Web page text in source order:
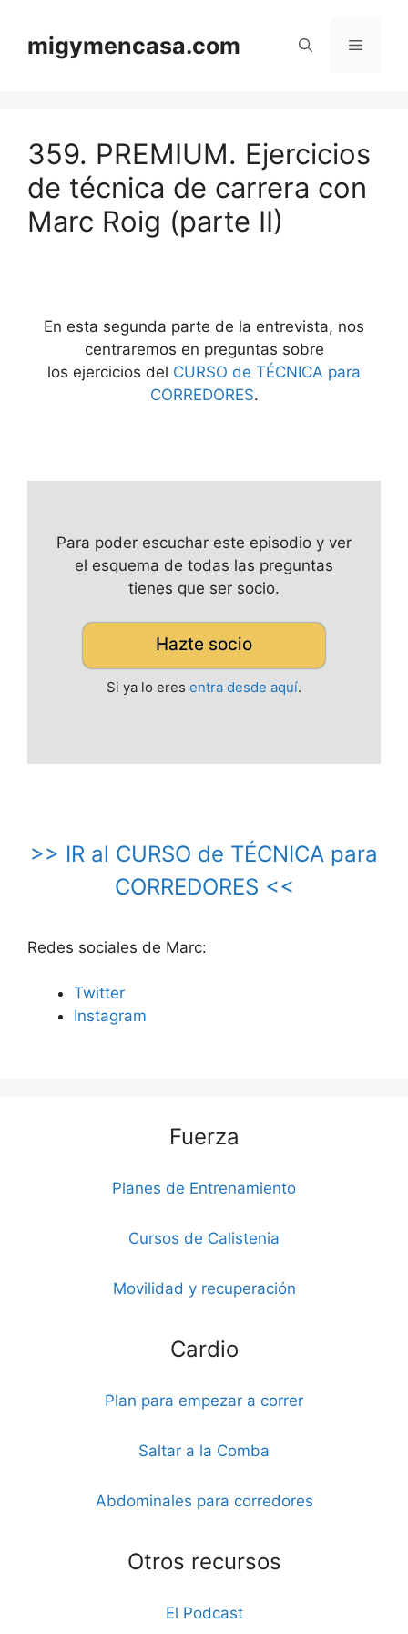
contenido
migymencasa.com Menú
359. PREMIUM. Ejercicios
de técnica de carrera con
Marc Roig (parte II)
En esta segunda parte de la entrevista, nos
centraremos en preguntas sobre
los ejercicios del CURSO de TÉCNICA para
CORREDORES.
Para poder escuchar este episodio y ver
el esquema de todas las preguntas
tienes que ser socio.
Hazte socio
Si ya lo eres entra desde aquí.
>> IR al CURSO de TÉCNICA para
CORREDORES <<
Redes sociales de Marc:
Twitter
Instagram
Fuerza
Planes de Entrenamiento
Cursos de Calistenia
Movilidad y recuperación
Cardio
Plan para empezar a correr
Saltar a la Comba
Abdominales para corredores
Otros recursos
El Podcast